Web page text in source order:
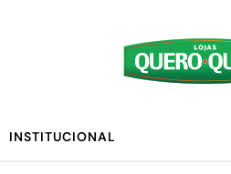
INSTITUCIONAL